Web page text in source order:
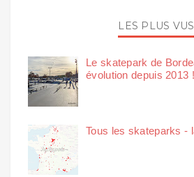
LES PLUS VUS
Le skatepark de
évolution depuis 2013
Tous les skateparks -